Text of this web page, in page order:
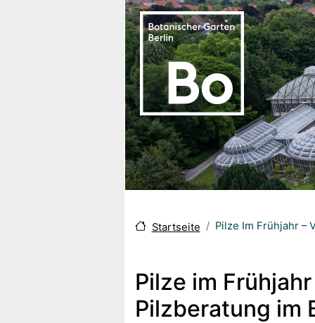
Startseite Pilze Im Frühjahr –
Pilze im
Pilzberatung im